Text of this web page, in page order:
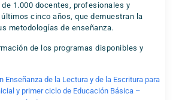
1.000 docentes, profesionales y
cinco años, que demuestran la
metodologías de enseñanza.
de los programas disponibles y
Enseñanza de la Lectura y de la Escritura para
y primer ciclo de Educación Básica –